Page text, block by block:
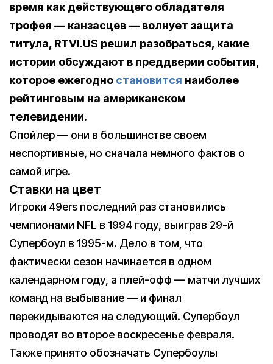
время как действующего обладателя
трофея — канзасцев — волнует защита
титула, RTVI.US решил разобраться, какие
истории обсуждают в преддверии события,
которое ежегодно становится наиболее
рейтинговым на американском
телевидении.
Спойлер — они в большинстве своем
неспортивные, но сначала немного фактов о
самой игре.
Ставки на цвет
Игроки 49ers последний раз становились
чемпионами NFL в 1994 году, выиграв 29-й
Супербоул в 1995-м. Дело в том, что
фактически сезон начинается в одном
календарном году, а плей-офф — матчи лучших
команд на выбывание — и финал
перекидываются на следующий. Супербоул
проводят во второе воскресенье февраля.
Также принято обозначать Супербоулы